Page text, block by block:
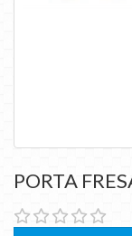
PORTA